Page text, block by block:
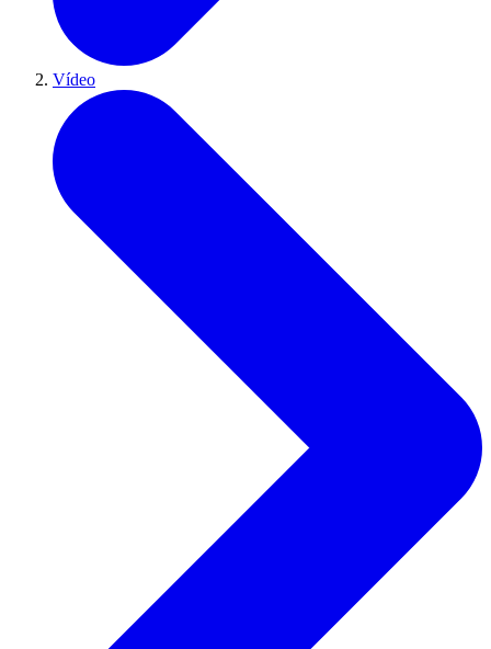
Vídeo